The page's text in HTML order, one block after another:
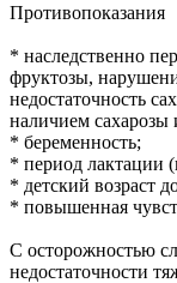
Противопоказания
* наследственно
фруктозы,
недостаточность
наличием сахарозы
* беременность;
* период лактации
* детский возраст
* повышенная
С осторожностью
недостаточности